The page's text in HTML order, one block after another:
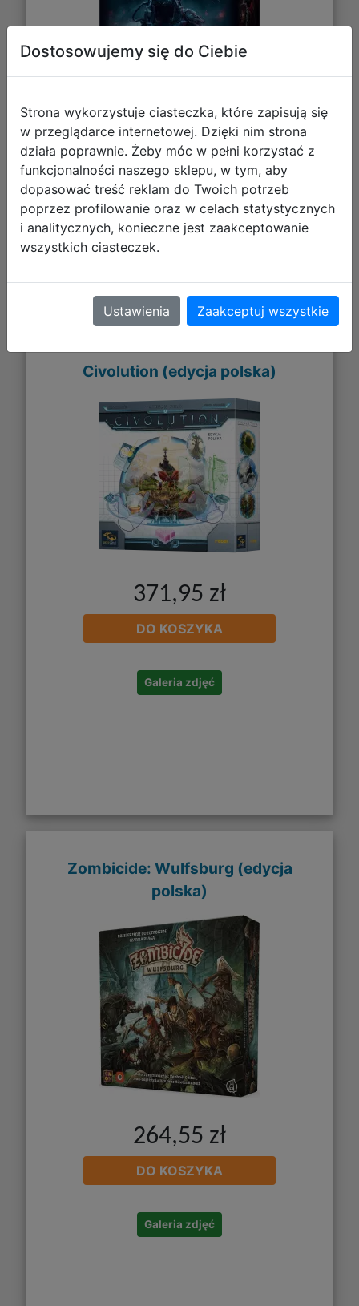
DO KOSZYKA
Galeria zdjęć
Civolution (edycja polska)
371,95 zł
DO KOSZYKA
Galeria zdjęć
Zombicide: Wulfsburg (edycja
polska)
264,55 zł
DO KOSZYKA
Galeria zdjęć
Dostosowujemy się do Ciebie
Strona wykorzystuje ciasteczka, które zapisują się
w przeglądarce internetowej. Dzięki nim strona
działa poprawnie. Żeby móc w pełni korzystać z
funkcjonalności naszego sklepu, w tym, aby
dopasować treść reklam do Twoich potrzeb
poprzez profilowanie oraz w celach statystycznych
i analitycznych, konieczne jest zaakceptowanie
wszystkich ciasteczek.
Ustawienia Zaakceptuj wszystkie